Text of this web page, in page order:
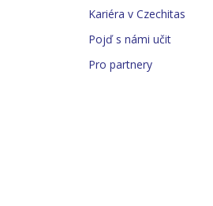
Kariéra v Czechitas
Pojď s námi učit
Pro partnery